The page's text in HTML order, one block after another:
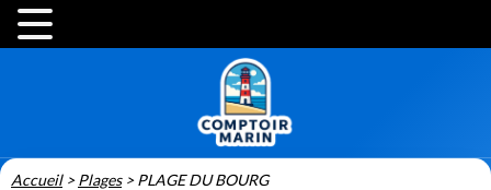
Accueil>Plages>PLAGE DU BOURG